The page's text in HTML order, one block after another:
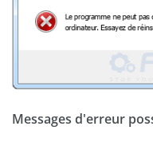
Messages d'erreur